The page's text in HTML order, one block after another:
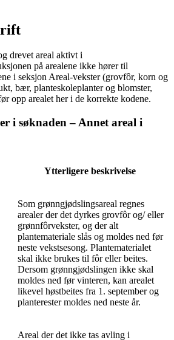
drevet areal aktivt i
på arealene ikke hører til
i seksjon Areal-vekster (grovfôr, korn og
bær, planteskoleplanter og blomster,
opp arealet her i de korrekte kodene.
i søknaden – Annet areal i
Ytterligere beskrivelse
Som grønngjødslingsareal regnes
arealer der det dyrkes grovfôr og/ eller
grønnfôrvekster, og der alt
plantemateriale slås og moldes ned før
neste vekstsesong. Plantematerialet
skal ikke brukes til fôr eller beites.
Dersom grønngjødslingen ikke skal
moldes ned før vinteren, kan arealet
likevel høstbeites fra 1. september og
planterester moldes ned neste år.
Areal der det ikke tas avling i